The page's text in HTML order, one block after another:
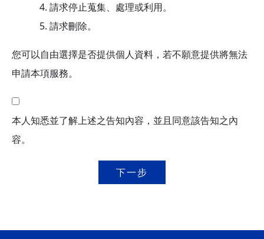
請求停止蒐集、處理或利用。
請求刪除。
您可以自由選擇是否提供個人資料，若不願意提供將無法
申請本項服務。
本人知悉並了解上述之告知內容，並且同意該告知之內
容。
下一步